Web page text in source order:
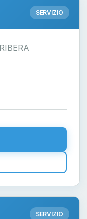
SERVIZIO
SERVIZIO